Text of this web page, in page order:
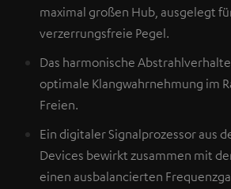
maximal großen Hub, ausgelegt
verzerrungsfreie Pegel.
Das harmonische
optimale Klangwahrnehmung im
Freien.
Ein digitaler Signalprozessor aus
Devices bewirkt zusammen mit
einen ausbalancierten